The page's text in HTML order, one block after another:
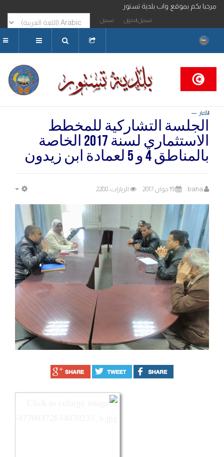
واب بلدية تستور
تسجيل الدخول تسجيل
البحث...
الأخبار
الجلسة التشاركية للمخطط
الاستثماري لسنة 2017 الخاصة
بالمناطق 4 و 5 لعمادة ابن زيدون
baha 19 جوان 2017 الزيارات: 2280